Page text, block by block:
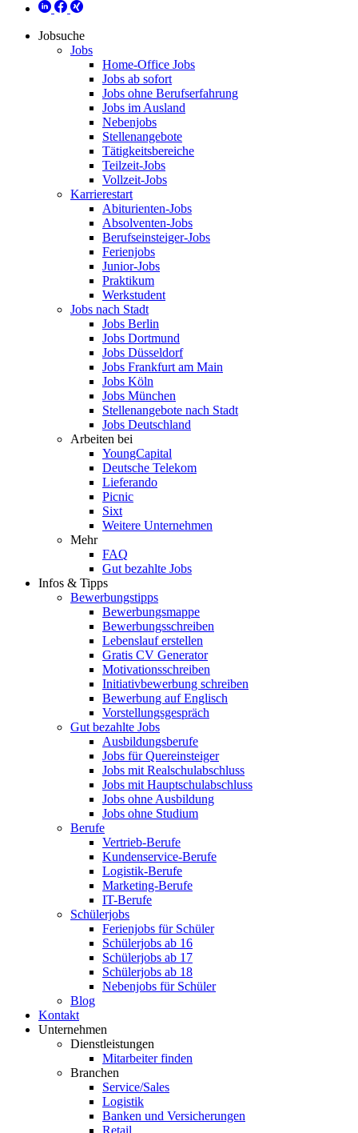
Jobsuche
Jobs
Home-Office Jobs
Jobs ab sofort
Jobs ohne Berufserfahrung
Jobs im Ausland
Nebenjobs
Stellenangebote
Tätigkeitsbereiche
Teilzeit-Jobs
Vollzeit-Jobs
Karrierestart
Abiturienten-Jobs
Absolventen-Jobs
Berufseinsteiger-Jobs
Ferienjobs
Junior-Jobs
Praktikum
Werkstudent
Jobs nach Stadt
Jobs Berlin
Jobs Dortmund
Jobs Düsseldorf
Jobs Frankfurt am Main
Jobs Köln
Jobs München
Stellenangebote nach Stadt
Jobs Deutschland
Arbeiten bei
YoungCapital
Deutsche Telekom
Lieferando
Picnic
Sixt
Weitere Unternehmen
Mehr
FAQ
Gut bezahlte Jobs
Infos & Tipps
Bewerbungstipps
Bewerbungsmappe
Bewerbungsschreiben
Lebenslauf erstellen
Gratis CV Generator
Motivationsschreiben
Initiativbewerbung schreiben
Bewerbung auf Englisch
Vorstellungsgespräch
Gut bezahlte Jobs
Ausbildungsberufe
Jobs für Quereinsteiger
Jobs mit Realschulabschluss
Jobs mit Hauptschulabschluss
Jobs ohne Ausbildung
Jobs ohne Studium
Berufe
Vertrieb-Berufe
Kundenservice-Berufe
Logistik-Berufe
Marketing-Berufe
IT-Berufe
Schülerjobs
Ferienjobs für Schüler
Schülerjobs ab 16
Schülerjobs ab 17
Schülerjobs ab 18
Nebenjobs für Schüler
Blog
Kontakt
Unternehmen
Dienstleistungen
Mitarbeiter finden
Branchen
Service/Sales
Logistik
Banken und Versicherungen
Retail